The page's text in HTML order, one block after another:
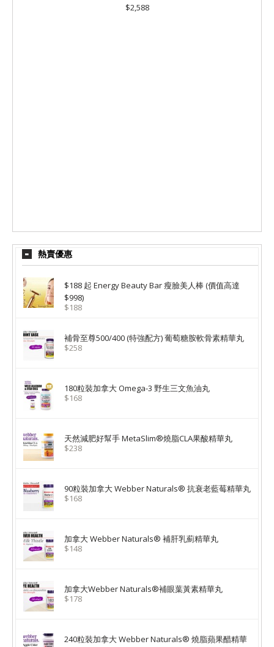
$2,588
熱賣優惠
$188 起 Energy Beauty Bar 瘦臉美人棒 (價值高達
$998)
$188
補骨至尊500/400 (特強配方) 葡萄糖胺軟骨素精華丸
$258
180粒裝加拿大 Omega-3 野生三文魚油丸
$168
天然減肥好幫手 MetaSlim®燒脂CLA果酸精華丸
$238
90粒裝加拿大 Webber Naturals® 抗衰老藍莓精華丸
$168
加拿大 Webber Naturals® 補肝乳薊精華丸
$148
加拿大Webber Naturals®補眼葉黃素精華丸
$178
240粒裝加拿大 Webber Naturals® 燒脂蘋果醋精華